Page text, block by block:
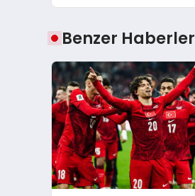
Benzer Haberler